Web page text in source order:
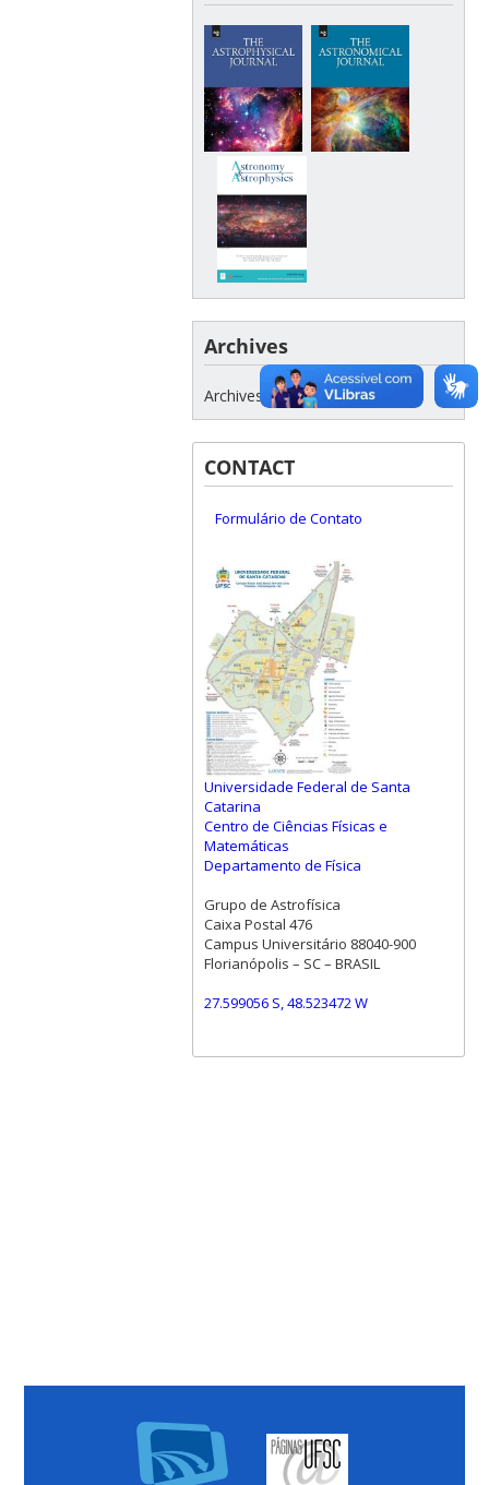
Archives
Archives
CONTACT
Formulário de Contato
Universidade Federal de Santa
Catarina
Centro de Ciências Físicas e
Matemáticas
Departamento de Física
Grupo de Astrofísica
Caixa Postal 476
Campus Universitário 88040-900
Florianópolis – SC – BRASIL
27.599056 S, 48.523472 W